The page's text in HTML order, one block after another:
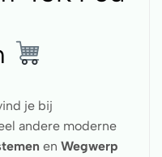
je bij
andere moderne
en Wegwerp